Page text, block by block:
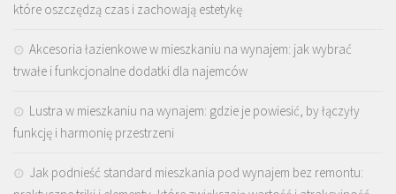
które oszczędzą czas i zachowają estetykę
Akcesoria łazienkowe w mieszkaniu na wynajem: jak wybrać
trwałe i funkcjonalne dodatki dla najemców
Lustra w mieszkaniu na wynajem: gdzie je powiesić, by łączyły
funkcję i harmonię przestrzeni
Jak podnieść standard mieszkania pod wynajem bez remontu: